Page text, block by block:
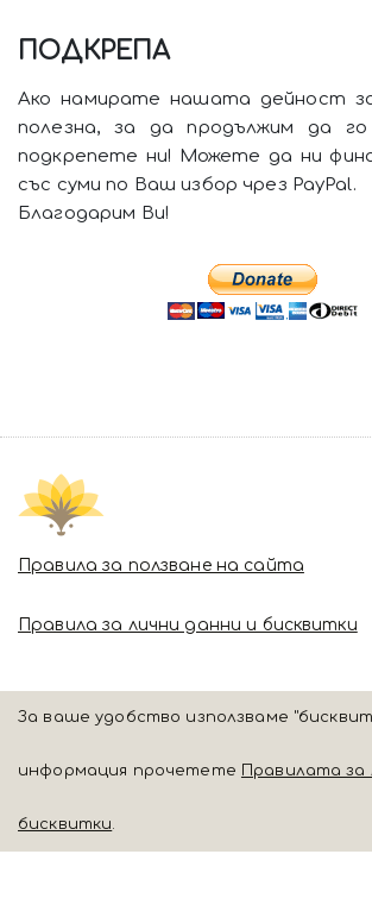
ПОДКРЕПА
Ако намирате нашата дейност
полезна, за да продължим да го
подкрепете ни! Можете да ни
със суми по Ваш избор чрез PayPal.
Благодарим Ви!
Правила за ползване на сайта
Правила за лични данни и бисквитки
За ваше удобство използваме
информация прочетете Правилата за
бисквитки.